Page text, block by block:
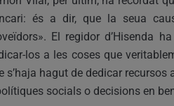
és a dir, que la seua
El regidor d’Hisenda
los a les coses que
s’haja hagut de dedicar
socials o decisions en